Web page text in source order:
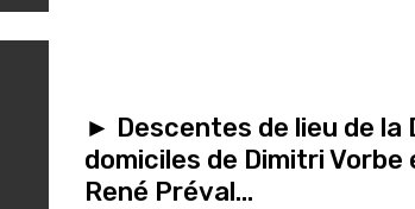
► Descentes de lieu de la
domiciles de Dimitri Vorbe
René Préval…